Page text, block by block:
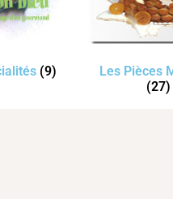
(9)
Les Pièces
(27)